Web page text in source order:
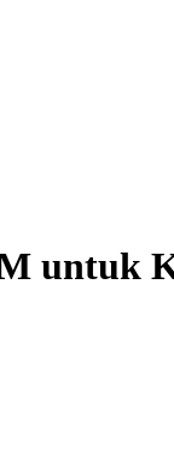
untuk